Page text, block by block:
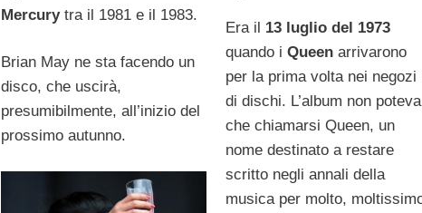
Mercurytra il 1981 e il 1983.
Brian May ne sta facendo un
disco, che uscirà,
presumibilmente, all’inizio del
prossimo autunno.
Era il 13 luglio del 1973
quando iQueen arrivarono
per la prima volta nei negozi
di dischi. L’album non poteva
che chiamarsi Queen, un
nome destinato a restare
scritto negli annali della
musica per molto,